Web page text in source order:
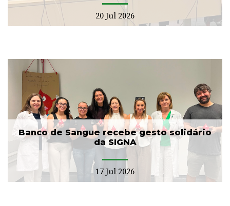
20 Jul 2026
Banco de Sangue recebe gesto solidário
da SIGNA
17 Jul 2026